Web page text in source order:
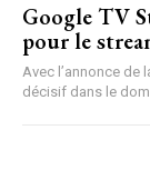
Google TV
pour le
Avec l’annonce de
décisif dans le